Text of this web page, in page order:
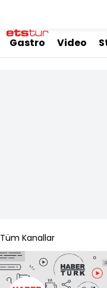
Gastro Video
Tüm Kanallar